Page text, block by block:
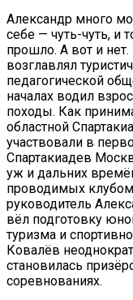
Александр много
себе — чуть-чуть, и
прошло. А вот и
возглавлял
педагогической
началах водил
походы. Как
областной
участвовали в
Спартакиадев
уж и дальних
проводимых
руководитель
вёл подготовку
туризма и
Ковалёв
становилась
соревнованиях.